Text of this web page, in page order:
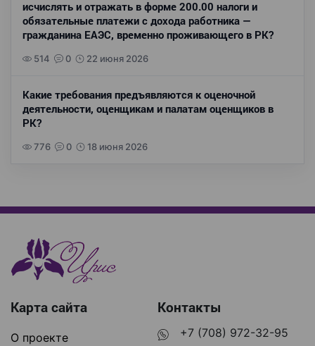
исчислять и отражать в форме 200.00 налоги и
обязательные платежи с дохода работника —
гражданина ЕАЭС, временно проживающего в РК?
514 0 22 июня 2026
Какие требования предъявляются к оценочной
деятельности, оценщикам и палатам оценщиков в
РК?
776 0 18 июня 2026
Карта сайта
О проекте
Контакты
+7 (708) 972-32-95